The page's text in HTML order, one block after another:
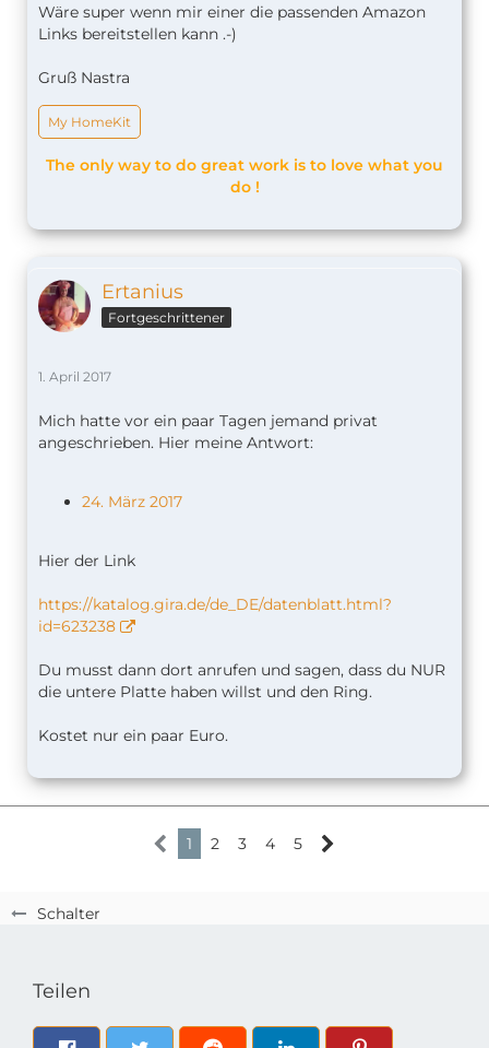
Schalter
Wäre super wenn mir einer die passenden Amazon
Links bereitstellen kann .-)
Gruß Nastra
My HomeKit
The only way to do great work is to love what you
do !
Ertanius
Fortgeschrittener
1. April 2017
Mich hatte vor ein paar Tagen jemand privat
angeschrieben. Hier meine Antwort:
24. März 2017
Hier der Link
https://katalog.gira.de/de_DE/datenblatt.html?
id=623238
Du musst dann dort anrufen und sagen, dass du NUR
die untere Platte haben willst und den Ring.
Kostet nur ein paar Euro.
1 2 3 4 5
Teilen